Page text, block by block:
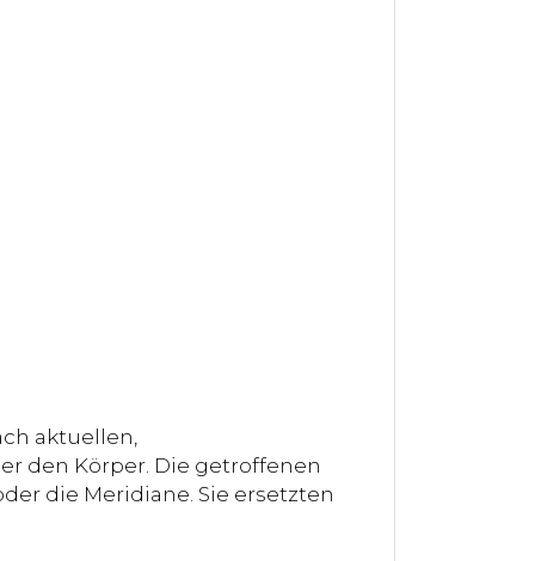
aktuellen,
den Körper. Die getroffenen
die Meridiane. Sie ersetzten